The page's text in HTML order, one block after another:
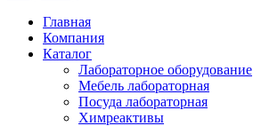
Главная
Компания
Каталог
Лабораторное оборудование
Мебель лабораторная
Посуда лабораторная
Химреактивы